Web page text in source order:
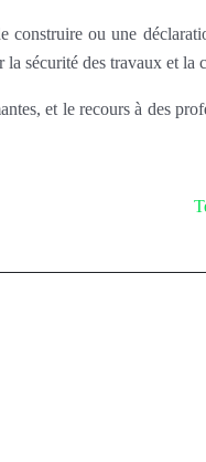
ou une
sécurité des travaux et la
et le recours à des